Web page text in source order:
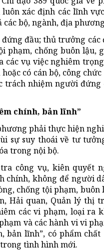
xác định các lĩnh
bộ, ngành, địa
đầu; thủ trưởng
phạm, chống buôn
các vụ việc nghiêm
có cán bộ, công
trách nhiệm người
chính, bản lĩnh”
phải thực hiện
sự suy thoái về tư
trong nội bộ.
công vụ, kiên quyết
chính, không để người
chống tội phạm,
Hải quan, Quản lý thị
các vi phạm, loại ra
và các hành vi vi
bản lĩnh”, có phẩm
tình hình mới.